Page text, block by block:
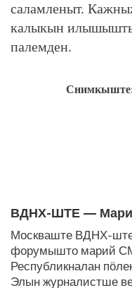
саламленыт.
калыкын
палемден.
ВДНХ-ШТЕ —
Москваште ВДНХ-
форумышто марий
Республикналан
Элын журналистше